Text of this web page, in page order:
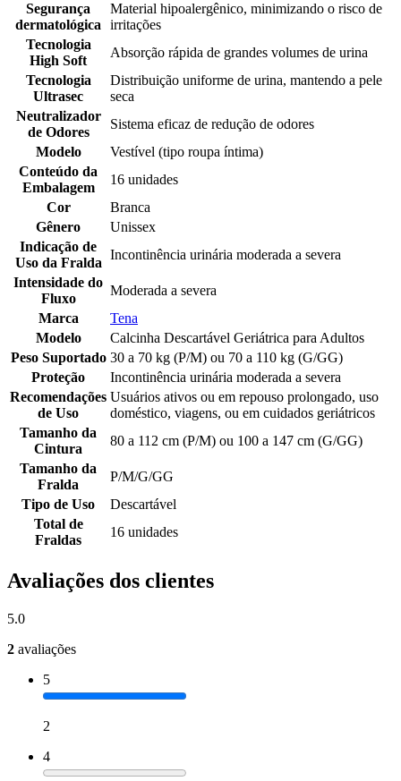
Segurança
dermatológica
Material hipoalergênico, minimizando o risco de
irritações
Tecnologia
High Soft
Absorção rápida de grandes volumes de urina
Tecnologia
Ultrasec
Distribuição uniforme de urina, mantendo a pele
seca
Neutralizador
de Odores
Sistema eficaz de redução de odores
Modelo
Vestível (tipo roupa íntima)
Conteúdo da
Embalagem
16 unidades
Cor
Branca
Gênero
Unissex
Indicação de
Uso da Fralda
Incontinência urinária moderada a severa
Intensidade do
Fluxo
Moderada a severa
Marca
Tena
Modelo
Calcinha Descartável Geriátrica para Adultos
Peso Suportado 30 a 70 kg (P/M) ou 70 a 110 kg (G/GG)
Proteção
Incontinência urinária moderada a severa
Recomendações
de Uso
Usuários ativos ou em repouso prolongado, uso
doméstico, viagens, ou em cuidados geriátricos
Tamanho da
Cintura
80 a 112 cm (P/M) ou 100 a 147 cm (G/GG)
Tamanho da
Fralda
P/M/G/GG
Tipo de Uso
Descartável
Total de
Fraldas
16 unidades
Avaliações dos clientes
5.0
2 avaliações
5
2
4